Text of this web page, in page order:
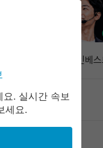
라이트닝
아크인베
달러 돌파
이익은 31%
서비스
. 실시간 속보
세요.